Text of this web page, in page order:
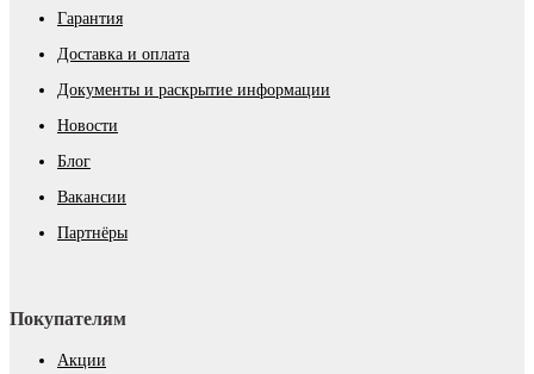
Гарантия
Доставка и оплата
Документы и раскрытие информации
Новости
Блог
Вакансии
Партнёры
Покупателям
Акции